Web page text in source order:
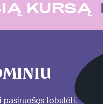
KURSĄ
pasiruošęs tobulėti.